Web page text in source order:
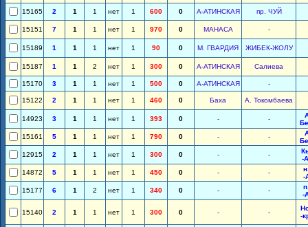
15165 2 1 1 нет 1 600 0 А-АТИНСКАЯ пр. ЧУЙ
15151 7 1 1 нет 1 970 0 МАНАСА -
15189 1 1 1 нет 1 90 0 М. ГВАРДИЯ ЖИБЕК-ЖОЛУ
15187 1 1 2 нет 1 300 0 А-АТИНСКАЯ Салиева
15170 3 1 1 нет 1 500 0 А-АТИНСКАЯ -
15122 2 1 1 нет 1 460 0 Баха А. Токомбаева
14923 3 1 1 нет 1 393 0 - -
15161
5 1 1 нет 1 790 0 - -
12915
2 1 1 нет 1 300 0 - -
-
14872
5 1 1 нет 1 450 0 - -
-
15177
6 1 2 нет 1 340 0 - -
-
15140 2 1 1 нет 1 300 0 - -
-